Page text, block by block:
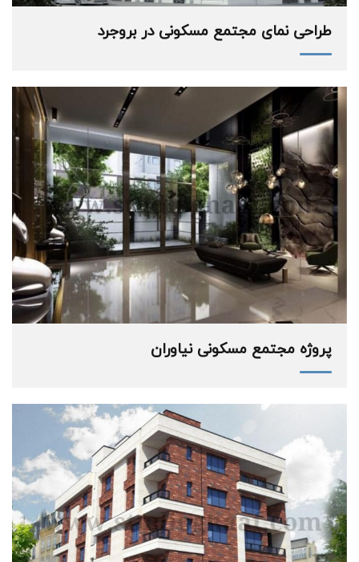
طراحی نمای مجتمع مسکونی در بروجرد
پروژه مجتمع مسکونی نیاوران